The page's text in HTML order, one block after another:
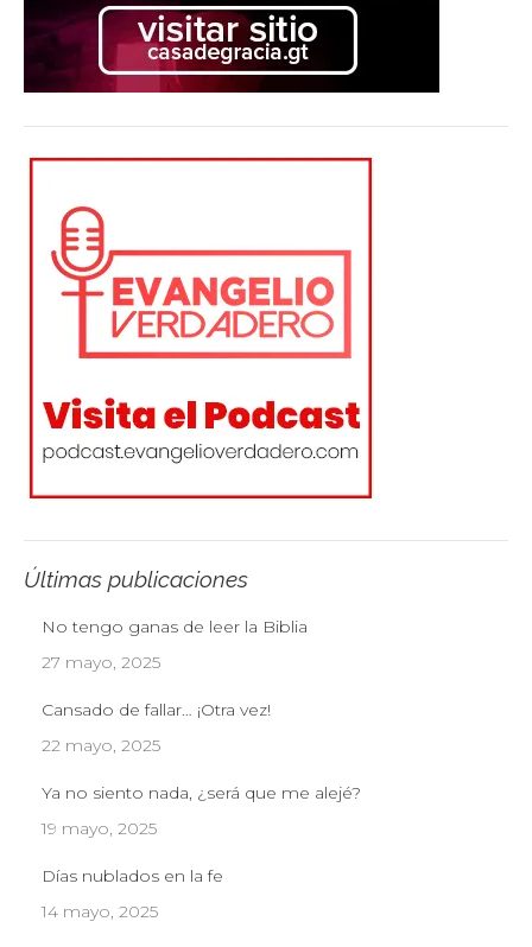
Últimas publicaciones
No tengo ganas de leer la Biblia
27 mayo, 2025
Cansado de fallar… ¡Otra vez!
22 mayo, 2025
Ya no siento nada, ¿será que me alejé?
19 mayo, 2025
Días nublados en la fe
14 mayo, 2025